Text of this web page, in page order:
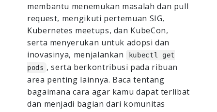
membantu menemukan masalah dan pull
request, mengikuti pertemuan SIG,
Kubernetes meetups, dan KubeCon,
serta menyerukan untuk adopsi dan
inovasinya, menjalankan
kubectl get
pods , serta berkontribusi pada ribuan
area penting lainnya. Baca tentang
bagaimana cara agar kamu dapat terlibat
dan menjadi bagian dari komunitas